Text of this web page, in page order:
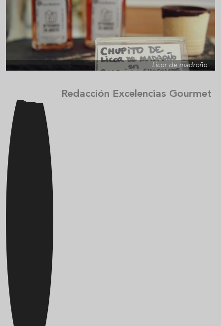
Licor de madroño
Redacción Excelencias Gourmet